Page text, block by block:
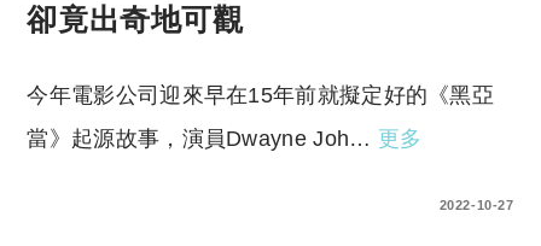
卻竟出奇地可觀
今年電影公司迎來早在15年前就擬定好的《黑亞
當》起源故事，演員Dwayne Joh… 更多
2022-10-27